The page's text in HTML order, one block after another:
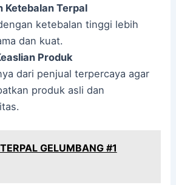
Ketebalan Terpal
ketebalan tinggi lebih
dan kuat.
Produk
dari penjual terpercaya agar
produk asli dan
TERPAL GELUMBANG #1